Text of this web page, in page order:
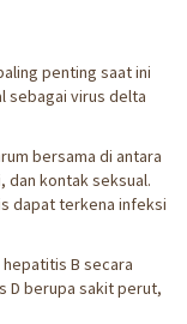
penting saat ini
sebagai virus delta
bersama di antara
dan kontak seksual.
dapat terkena infeksi
B secara
D berupa sakit perut,